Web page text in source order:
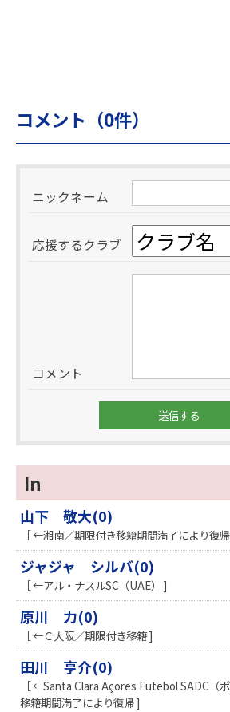
コメント（0件）
ニックネーム
応援するクラブ
コメント
In
山下 敬大(0)
［ ←湘南／期限付き移籍期間満了により復
ジャジャ シルバ(0)
［ ←アル・ナスルSC（UAE） ]
原川 力(0)
［ ←Ｃ大阪／期限付き移籍 ]
田川 亨介(0)
［ ←Santa Clara Açores Futebol SADC（
移籍期間満了により復帰 ]